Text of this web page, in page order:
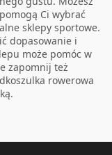
Ci wybrać
sklepy sportowe.
dopasowanie i
może pomóc w
zapomnij też
rowerowa